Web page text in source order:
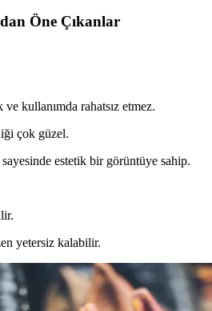
Öne Çıkanlar
kullanımda rahatsız etmez.
çok güzel.
sayesinde estetik bir görüntüye sahip.
yetersiz kalabilir.